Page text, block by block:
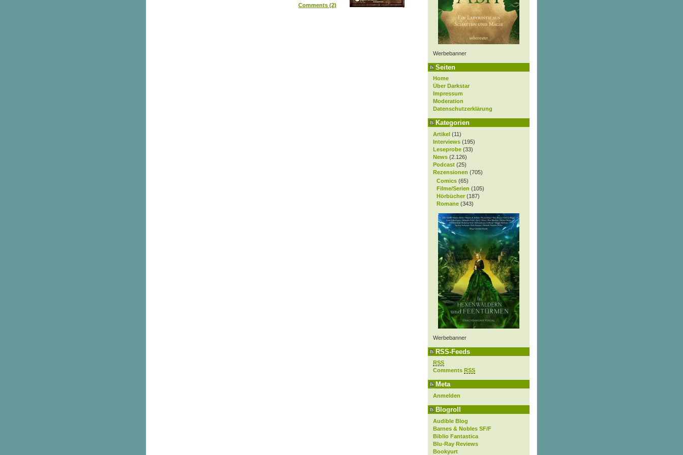
Werbebanner
Seiten
Home
Über Darkstar
Impressum
Moderation
Datenschutzerklärung
Kategorien
Artikel (11)
Interviews (195)
Leseprobe (33)
News (2.126)
Podcast (25)
Rezensionen (705)
Comics (65)
Filme/Serien (105)
Hörbücher (187)
Romane (343)
Werbebanner
RSS-Feeds
RSS
Comments RSS
Meta
Anmelden
Blogroll
Audible Blog
Barnes & Nobles SF/F
Biblio Fantastica
Blu-Ray Reviews
Bookyurt
Comments (2)